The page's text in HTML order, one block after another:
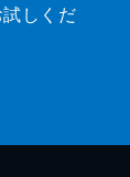
しくだ